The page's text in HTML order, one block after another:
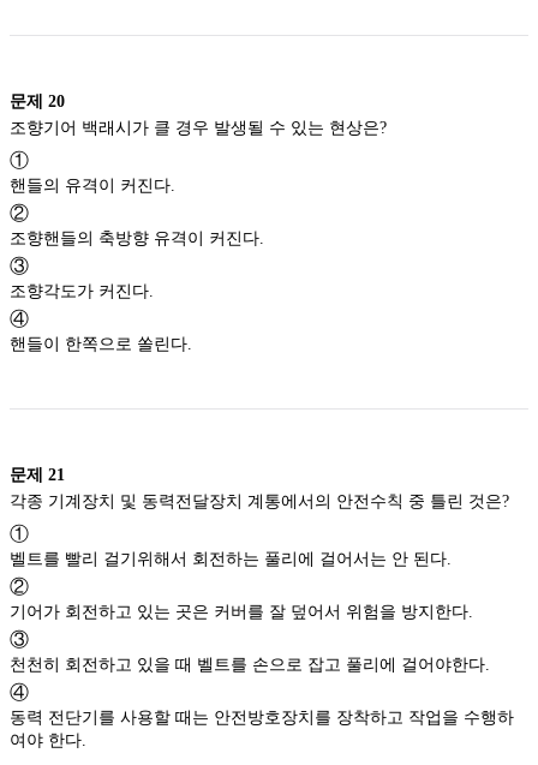
문제 20
조향기어 백래시가 클 경우 발생될 수 있는 현상은?
①
핸들의 유격이 커진다.
②
조향핸들의 축방향 유격이 커진다.
③
조향각도가 커진다.
④
핸들이 한쪽으로 쏠린다.
문제 21
각종 기계장치 및 동력전달장치 계통에서의 안전수칙 중 틀린 것은?
①
벨트를 빨리 걸기위해서 회전하는 풀리에 걸어서는 안 된다.
②
기어가 회전하고 있는 곳은 커버를 잘 덮어서 위험을 방지한다.
③
천천히 회전하고 있을 때 벨트를 손으로 잡고 풀리에 걸어야한다.
④
동력 전단기를 사용할 때는 안전방호장치를 장착하고 작업을 수행하
여야 한다.